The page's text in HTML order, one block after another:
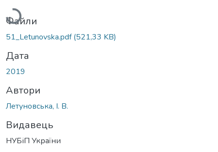
Файли
51_Letunovska.pdf(521,33 KB)
Дата
2019
Автори
Летуновська, І. В.
Видавець
НУБіП України